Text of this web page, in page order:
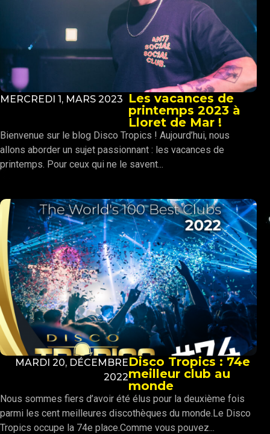
MERCREDI 1, MARS 2023
Les vacances de
printemps 2023 à
Lloret de Mar !
Bienvenue sur le blog Disco Tropics ! Aujourd’hui, nous
allons aborder un sujet passionnant : les vacances de
printemps. Pour ceux qui ne le savent...
MARDI 20, DÉCEMBRE
2022
Disco Tropics : 74e
meilleur club au
monde
Nous sommes fiers d’avoir été élus pour la deuxième fois
parmi les cent meilleures discothèques du monde.Le Disco
Tropics occupe la 74e place.Comme vous pouvez...